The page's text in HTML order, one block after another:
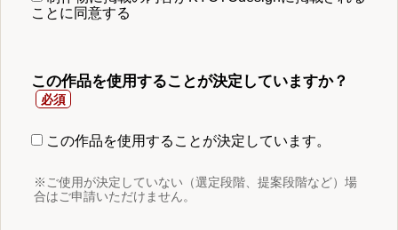
ことに同意する
この作品を使用することが決定していますか？
この作品を使用することが決定しています。
※ご使用が決定していない（選定段階、提案段階など）場
合はご申請いただけません。